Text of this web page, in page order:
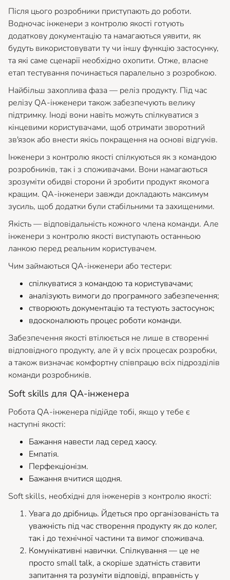
Після цього розробники приступають до роботи.
Водночас інженери з контролю якості готують
додаткову документацію та намагаються уявити, як
будуть використовувати ту чи іншу функцію застосунку,
та які саме сценарії необхідно охопити. Отже, власне
етап тестування починається паралельно з розробкою.
Найбільш захоплива фаза — реліз продукту. Під час
релізу QA-інженери також забезпечують велику
підтримку. Іноді вони навіть можуть спілкуватися з
кінцевими користувачами, щоб отримати зворотний
зв'язок або внести якісь покращення на основі відгуків.
Інженери з контролю якості спілкуються як з командою
розробників, так і з споживачами. Вони намагаються
зрозуміти обидві сторони й зробити продукт якомога
кращим. QA-інженери завжди докладають максимум
зусиль, щоб додатки були стабільними та захищеними.
Якість — відповідальність кожного члена команди. Але
інженери з контролю якості виступають останньою
ланкою перед реальним користувачем.
Чим займаються QA-інженери або тестери:
спілкуватися з командою та користувачами;
аналізують вимоги до програмного забезпечення;
створюють документацію та тестують застосунок;
вдосконалюють процес роботи команди.
Забезпечення якості втілюється не лише в створенні
відповідного продукту, але й у всіх процесах розробки,
а також визначає комфортну співпрацю всіх підрозділів
команди розробників.
Soft skills для QA-інженера
Робота QA-інженера підійде тобі, якщо у тебе є
наступні якості:
Бажання навести лад серед хаосу.
Емпатія.
Перфекціонізм.
Бажання вчитися щодня.
Soft skills, необхідні для інженерів з контролю якості:
Увага до дрібниць. Йдеться про організованість та
уважність під час створення продукту як до колег,
так і до технічної частини та вимог споживача.
Комунікативні навички. Спілкування — це не
просто small talk, а скоріше здатність ставити
запитання та розуміти відповіді, вправність у